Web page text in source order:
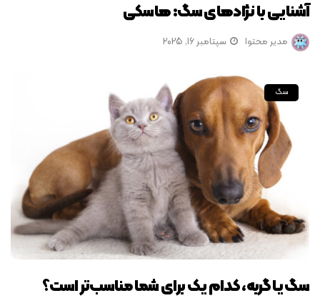
آشنایی با نژادهای سگ: هاسکی
مدیر محتوا سپتامبر 16, 2025
سگ
سگ یا گربه، کدام یک برای شما مناسب‌تر است؟